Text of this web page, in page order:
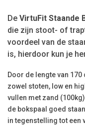
De VirtuFit Staande
die zijn stoot- of
voordeel van de
is, hierdoor kun je
Door de lengte van
zowel stoten, low en
vullen met zand
de bokspaal goed
in tegenstelling tot een